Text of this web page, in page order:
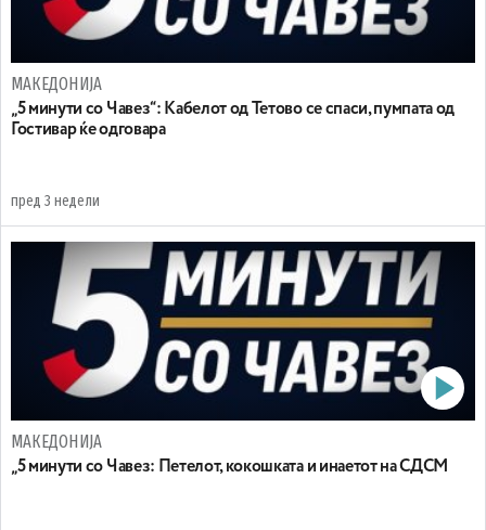
МАКЕДОНИЈА
„5 минути со Чавез“: Кабелот од Тетово се спаси, пумпата од
Гостивар ќе одговара
пред 3 недели
МАКЕДОНИЈА
„5 минути со Чавез: Петелот, кокошката и инаетот на СДСМ